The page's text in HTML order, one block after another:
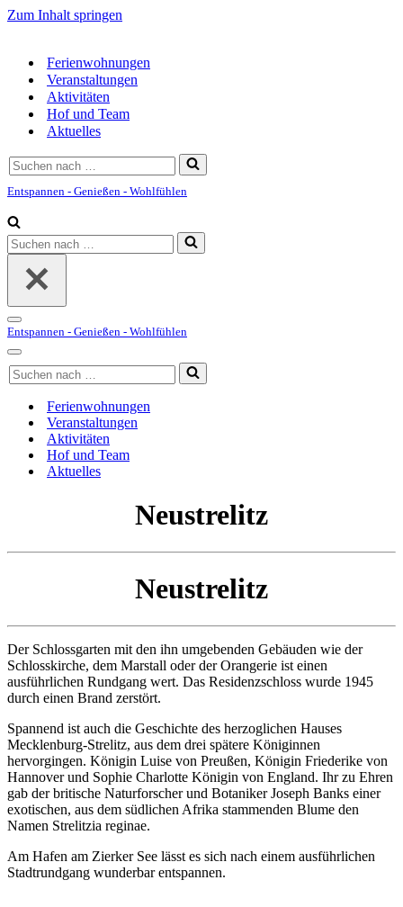
Zum Inhalt springen
Ferienwohnungen
Veranstaltungen
Aktivitäten
Hof und Team
Aktuelles
Suchen
nach …
Entspannen - Genießen - Wohlfühlen
Suchen
nach …
Navigationsmenü
Entspannen - Genießen - Wohlfühlen
Navigationsmenü
Suchen
nach …
Ferienwohnungen
Veranstaltungen
Aktivitäten
Hof und Team
Aktuelles
Neustrelitz
Neustrelitz
Der Schlossgarten mit den ihn umgebenden Gebäuden wie der
Schlosskirche, dem Marstall oder der Orangerie ist einen
ausführlichen Rundgang wert. Das Residenzschloss wurde 1945
durch einen Brand zerstört.
Spannend ist auch die Geschichte des herzoglichen Hauses
Mecklenburg-Strelitz, aus dem drei spätere Königinnen
hervorgingen. Königin Luise von Preußen, Königin Friederike von
Hannover und Sophie Charlotte Königin von England. Ihr zu Ehren
gab der britische Naturforscher und Botaniker Joseph Banks einer
exotischen, aus dem südlichen Afrika stammenden Blume den
Namen Strelitzia reginae.
Am Hafen am Zierker See lässt es sich nach einem ausführlichen
Stadtrundgang wunderbar entspannen.